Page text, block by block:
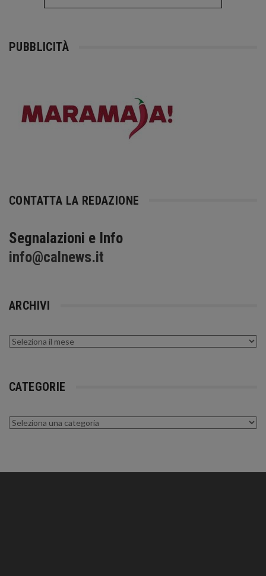
PUBBLICITÀ
CONTATTA LA REDAZIONE
Segnalazioni e Info
info@calnews.it
ARCHIVI
Archivi
CATEGORIE
Categorie